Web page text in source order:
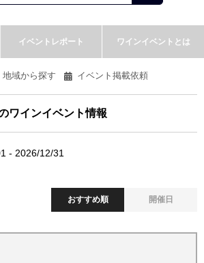
イベントレポート ワインイベントとは
地域から探す イベント掲載依頼
ワインイベント情報
- 2026/12/31
開催日
おすすめ順